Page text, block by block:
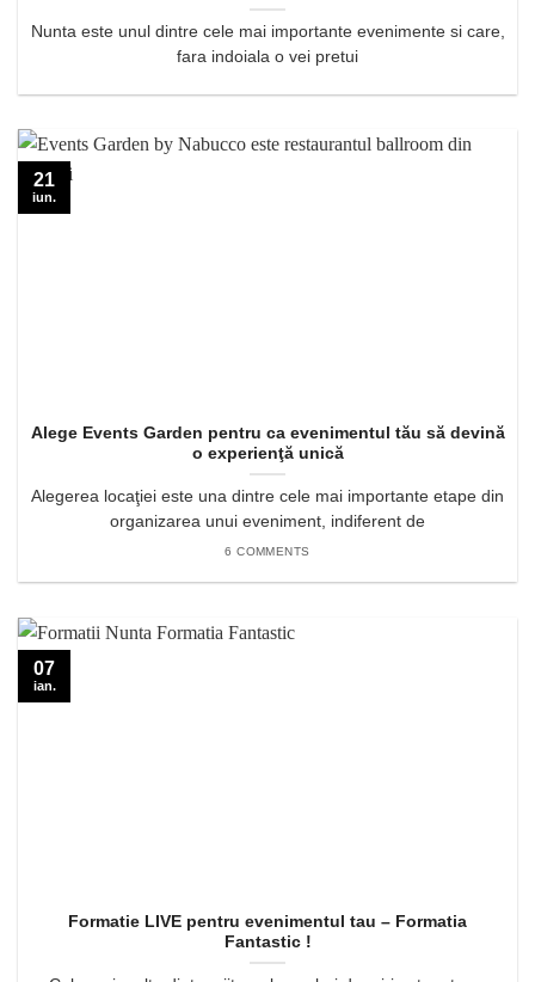
Nunta este unul dintre cele mai importante evenimente si care,
fara indoiala o vei pretui
Alege Events Garden pentru ca evenimentul tău să devină
o experienţă unică
Alegerea locaţiei este una dintre cele mai importante etape din
organizarea unui eveniment, indiferent de
6 COMMENTS
21
iun.
Formatie LIVE pentru evenimentul tau – Formatia
Fantastic !
07
ian.